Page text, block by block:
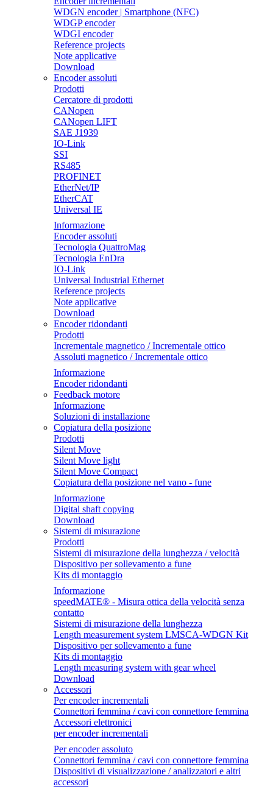
WDGN encoder | Smartphone (NFC)
WDGP encoder
WDGI encoder
Reference projects
Note applicative
Download
Encoder assoluti
Prodotti
Cercatore di prodotti
CANopen
CANopen LIFT
SAE J1939
IO-Link
SSI
RS485
PROFINET
EtherNet/IP
EtherCAT
Universal IE
Informazione
Encoder assoluti
Tecnologia QuattroMag
Tecnologia EnDra
IO-Link
Universal Industrial Ethernet
Reference projects
Note applicative
Download
Encoder ridondanti
Prodotti
Incrementale magnetico / Incrementale ottico
Assoluti magnetico / Incrementale ottico
Informazione
Encoder ridondanti
Feedback motore
Informazione
Soluzioni di installazione
Copiatura della posizione
Prodotti
Silent Move
Silent Move light
Silent Move Compact
Copiatura della posizione nel vano - fune
Informazione
Digital shaft copying
Download
Sistemi di misurazione
Prodotti
Sistemi di misurazione della lunghezza / velocità
Dispositivo per sollevamento a fune
Kits di montaggio
Informazione
speedMATE® - Misura ottica della velocità senza
contatto
Sistemi di misurazione della lunghezza
Length measurement system LMSCA-WDGN Kit
Dispositivo per sollevamento a fune
Kits di montaggio
Length measuring system with gear wheel
Download
Accessori
Per encoder incrementali
Connettori femmina / cavi con connettore femmina
Accessori elettronici
per encoder incrementali
Per encoder assoluto
Connettori femmina / cavi con connettore femmina
Dispositivi di visualizzazione / analizzatori e altri
accessori